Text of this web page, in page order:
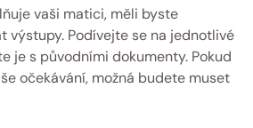
vaši matici, měli byste
výstupy. Podívejte se na jednotlivé
je s původními dokumenty. Pokud
očekávání, možná budete muset